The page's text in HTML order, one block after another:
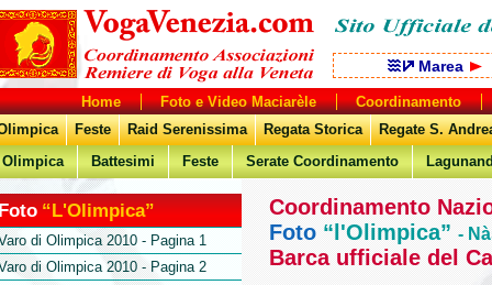
Coordinamento
Foto “l'Olimpica” -
Barca ufficiale del
Marea
Home Foto e Video Maciarèle
Coordinamento
Feste Raid Serenissima Regata Storica
Regate S.
Olimpica
Battesimi Feste Serate Coordinamento
“L'Olimpica”
di Olimpica 2010 - Pagina 1
di Olimpica 2010 - Pagina 2